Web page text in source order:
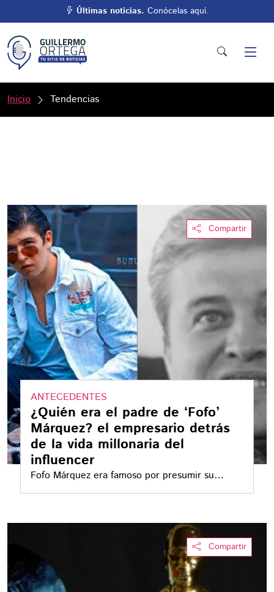
Últimas noticias. Conócelas aquí.
Inicio Tendencias
Compartir
ANTECEDENTES
¿Quién era el padre de ‘Fofo’
Márquez? el empresario detrás
de la vida millonaria del
influencer
Fofo Márquez era famoso por presumir su
ostentoso estilo de vida en redes sociales
Compartir